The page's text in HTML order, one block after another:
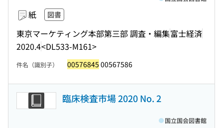
紙 図書
東京マーケティング本部第三部 調査・編集富士経済
2020.4<DL533-M161>
件名（識別子） 00576845 00567586
臨床検査市場 2020 No. 2
国立国会図書館